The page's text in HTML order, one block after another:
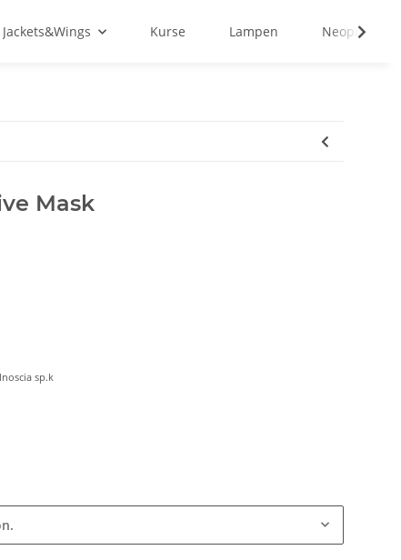
Jackets&Wings Kurse Lampen
Mask
sp.k